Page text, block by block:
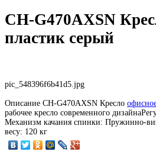
CH-G470AXSN
пластик серый
pic_548396f6b41d5.jpg
Описание CH-G470AXSN Кресло
рабочее кресло современного
Механизм качания спинки: Пружинно-
весу: 120 кг